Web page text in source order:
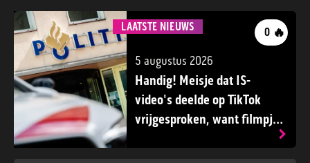
LAATSTE NIEUWS 0 🔥
5 augustus 2026
Handig! Meisje dat IS-
video's deelde op TikTok
vrijgesproken, want filmpjes